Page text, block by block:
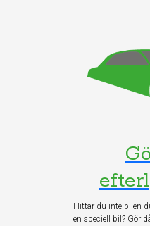
Hittar du inte bilen
en speciell bil? Gör